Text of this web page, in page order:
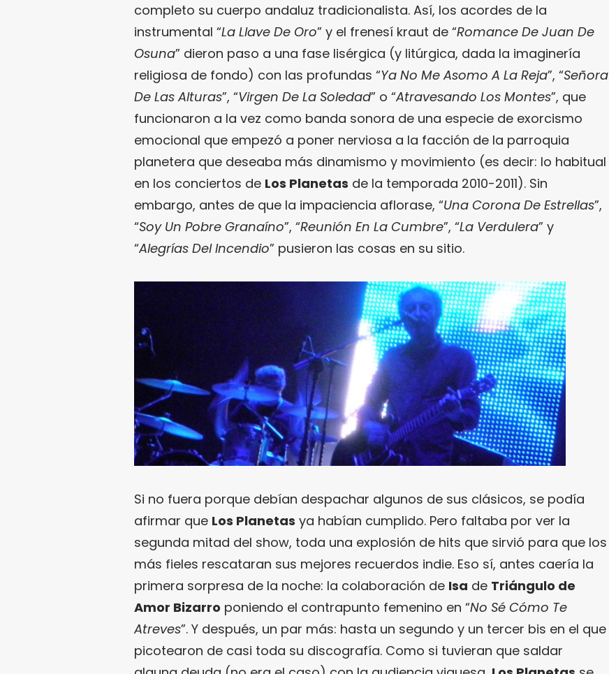
completo su cuerpo andaluz tradicionalista. Así, los acordes de la
instrumental “La Llave De Oro” y el frenesí kraut de “Romance De Juan De
Osuna” dieron paso a una fase lisérgica (y litúrgica, dada la imaginería
religiosa de fondo) con las profundas “Ya No Me Asomo A La Reja”, “Señora
De Las Alturas”, “Virgen De La Soledad” o “Atravesando Los Montes”, que
funcionaron a la vez como banda sonora de una especie de exorcismo
emocional que empezó a poner nerviosa a la facción de la parroquia
planetera que deseaba más dinamismo y movimiento (es decir: lo habitual
en los conciertos de Los Planetas de la temporada 2010-2011). Sin
embargo, antes de que la impaciencia aflorase, “Una Corona De Estrellas”,
“Soy Un Pobre Granaíno”, “Reunión En La Cumbre”, “La Verdulera” y
“Alegrías Del Incendio” pusieron las cosas en su sitio.
Si no fuera porque debían despachar algunos de sus clásicos, se podía
afirmar que Los Planetas ya habían cumplido. Pero faltaba por ver la
segunda mitad del show, toda una explosión de hits que sirvió para que los
más fieles rescataran sus mejores recuerdos indie. Eso sí, antes caería la
primera sorpresa de la noche: la colaboración de Isa de Triángulo de
Amor Bizarro poniendo el contrapunto femenino en “No Sé Cómo Te
Atreves”. Y después, un par más: hasta un segundo y un tercer bis en el que
picotearon de casi toda su discografía. Como si tuvieran que saldar